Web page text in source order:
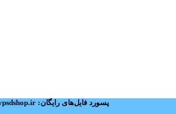
پسورد فایل‌های رایگان: mypsdshop.ir - پشتیبانی: arshiya_ag@yahoo.com